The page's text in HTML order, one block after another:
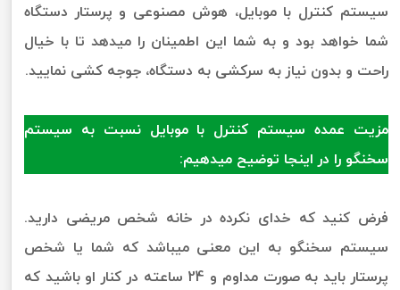
سیستم کنترل با موبایل، هوش مصنوعی و پرستار دستگاه
شما خواهد بود و به شما این اطمینان را میدهد تا با خیال
راحت و بدون نیاز به سرکشی به دستگاه، جوجه کشی نمایید.
مزیت عمده سیستم کنترل با موبایل نسبت به سیستم
سخنگو را در اینجا توضیح میدهیم:
فرض کنید که خدای نکرده در خانه شخص مریضی دارید.
سیستم سخنگو به این معنی میباشد که شما یا شخص
پرستار باید به صورت مداوم و 24 ساعته در کنار او باشید که